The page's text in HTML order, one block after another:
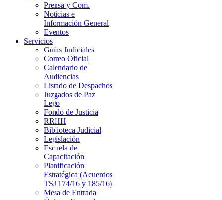
Prensa y Com.
Noticias e
Información General
Eventos
Servicios
Guías Judiciales
Correo Oficial
Calendario de
Audiencias
Listado de Despachos
Juzgados de Paz
Lego
Fondo de Justicia
RRHH
Biblioteca Judicial
Legislación
Escuela de
Capacitación
Planificación
Estratégica (Acuerdos
TSJ 174/16 y 185/16)
Mesa de Entrada